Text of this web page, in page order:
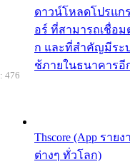
ดาวน์โหลดโปรแก
อร์ ที่สามารถเชื่อ
ก และที่สำคัญมีระ
ช้ภายในธนาคารอี
Thscore (App รา
ต่างๆ ทั่วโลก)
476